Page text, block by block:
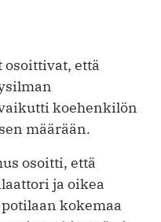
että
koehenkilön
määrään.
osoitti, että
ja oikea
kokemaa